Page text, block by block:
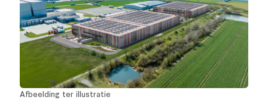
Afbeelding ter illustratie